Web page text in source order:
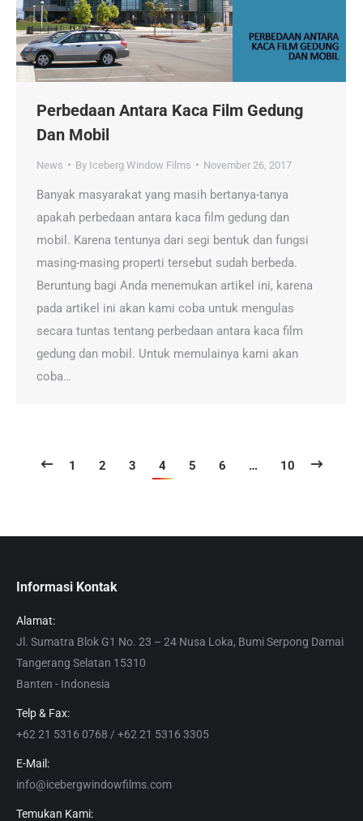
Perbedaan Antara Kaca Film Gedung
Dan Mobil
News By Iceberg Window Films November 26, 2017
Banyak masyarakat yang masih bertanya-tanya
apakah perbedaan antara kaca film gedung dan
mobil. Karena tentunya dari segi bentuk dan fungsi
masing-masing properti tersebut sudah berbeda.
Beruntung bagi Anda menemukan artikel ini, karena
pada artikel ini akan kami coba untuk mengulas
secara tuntas tentang perbedaan antara kaca film
gedung dan mobil. Untuk memulainya kami akan
coba…
1 2 3 4 5 6 … 10
Informasi Kontak
Alamat:
Jl. Sumatra Blok G1 No. 23 – 24 Nusa Loka, Bumi Serpong Damai
Tangerang Selatan 15310
Banten - Indonesia
Telp & Fax:
+62 21 5316 0768 / +62 21 5316 3305
E-Mail:
info@icebergwindowfilms.com
Temukan Kami: